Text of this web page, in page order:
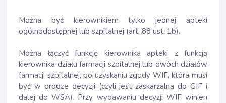
Można być kierownikiem tylko jednej apteki
ogólnodostępnej lub szpitalnej (art. 88 ust. 1b).
Można łączyć funkcję kierownika apteki z funkcją
kierownika działu farmacji szpitalnej lub dwóch działów
farmacji szpitalnej, po uzyskaniu zgody WIF, która musi
być w drodze decyzji (czyli jest zaskarżalna do GIF i
dalej do WSA). Przy wydawaniu decyzji WIF winien